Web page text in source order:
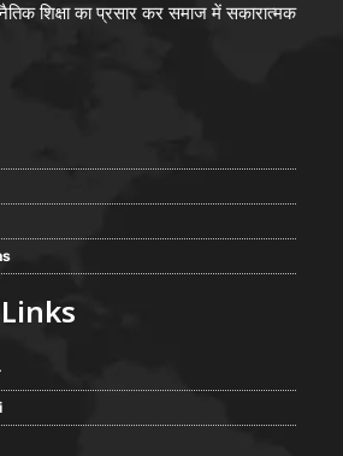
शिक्षा का प्रसार कर समाज में सकारात्मक